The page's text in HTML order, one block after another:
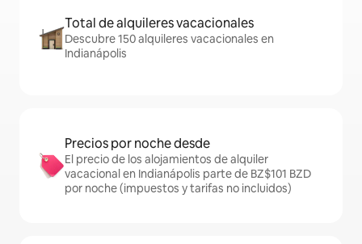
Total de alquileres vacacionales
Descubre 150 alquileres vacacionales en
Indianápolis
Precios por noche desde
El precio de los alojamientos de alquiler
vacacional en Indianápolis parte de BZ$101 BZD
por noche (impuestos y tarifas no incluidos)